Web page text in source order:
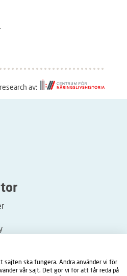
av:
sajten ska fungera. Andra använder vi för
vår sajt. Det gör vi för att får reda på